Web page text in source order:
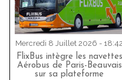
Mercredi 8 Juillet 2026 - 18:42
FlixBus intègre les navettes
Aérobus de Paris-Beauvais
sur sa plateforme